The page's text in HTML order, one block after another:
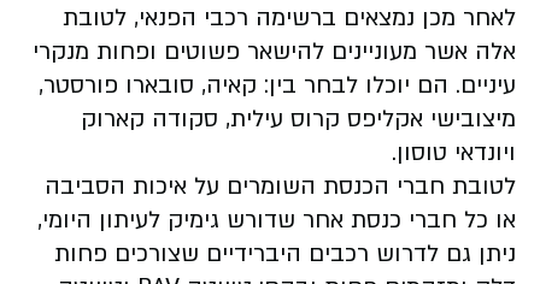
לאחר מכן נמצאים ברשימה רכבי הפנאי, לטובת
אלה אשר מעוניינים להישאר פשוטים ופחות מנקרי
עיניים. הם יוכלו לבחר בין: קאיה, סובארו פורסטר,
מיצובישי אקליפס קרוס עילית, סקודה קארוק
ויונדאי טוסון.
לטובת חברי הכנסת השומרים על איכות הסביבה
או כל חברי כנסת אחר שדורש גימיק לעיתון היומי,
ניתן גם לדרוש רכבים היברידיים שצורכים פחות